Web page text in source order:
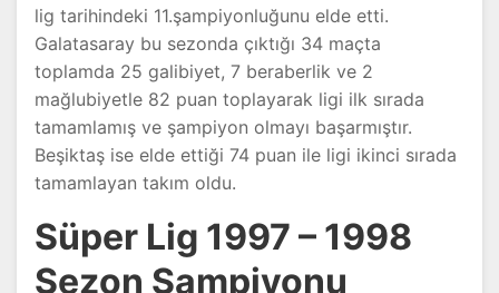
lig tarihindeki 11.şampiyonluğunu elde etti.
Galatasaray bu sezonda çıktığı 34 maçta
toplamda 25 galibiyet, 7 beraberlik ve 2
mağlubiyetle 82 puan toplayarak ligi ilk sırada
tamamlamış ve şampiyon olmayı başarmıştır.
Beşiktaş ise elde ettiği 74 puan ile ligi ikinci sırada
tamamlayan takım oldu.
Süper Lig 1997 – 1998
Sezon Şampiyonu